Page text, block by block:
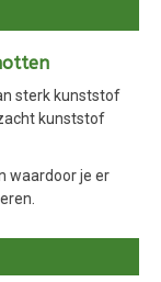
sterk kunststof
kunststof
waardoor je er